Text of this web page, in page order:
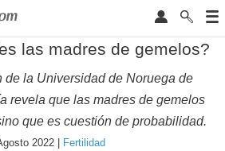
las madres de gemelos?
de la Universidad de Noruega de
revela que las madres de gemelos
que es cuestión de probabilidad.
2022 | Fertilidad